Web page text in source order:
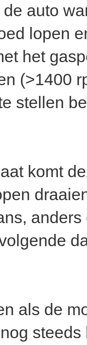
auto
lopen
het
(>1400
stellen
komt
als de